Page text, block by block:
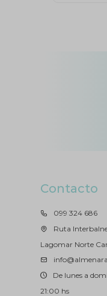
Contacto
099 324 686
Ruta
Lagomar Norte
De lunes a
21:00 hs